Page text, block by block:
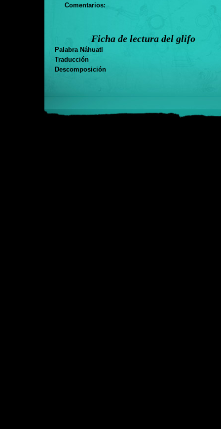
Comentarios:
Ficha de lectura del glifo
Palabra Náhuatl
Traducción
Descomposición